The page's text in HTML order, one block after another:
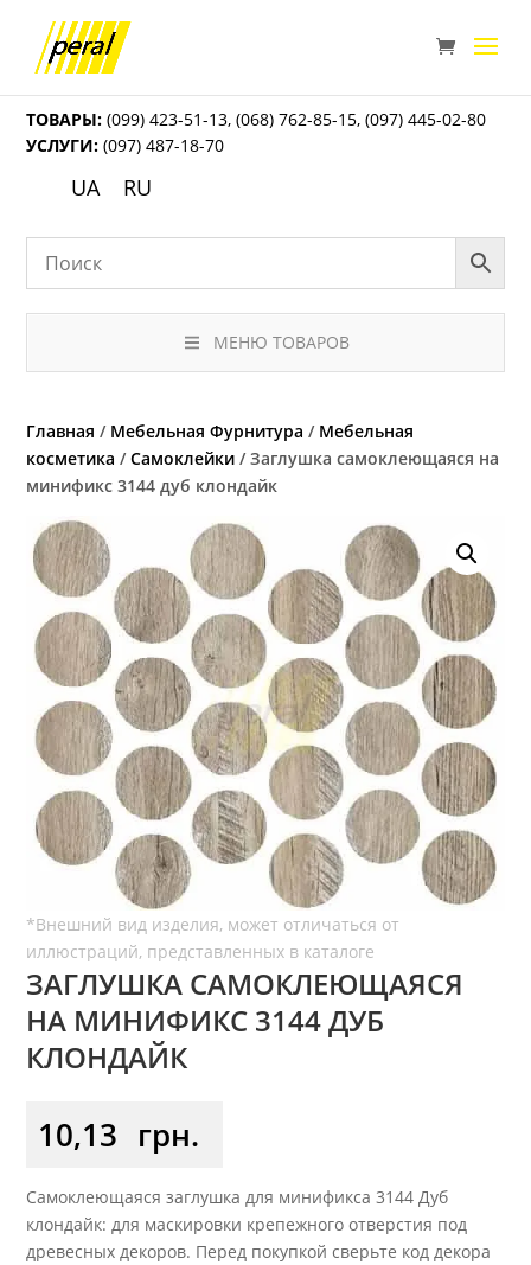
ТОВАРЫ: (099) 423-51-13,(068) 762-85-15,(097) 445-02-80
УСЛУГИ: (097) 487-18-70
UA RU
МЕНЮ ТОВАРОВ
Главная / Мебельная Фурнитура / Мебельная
косметика /Самоклейки / Заглушка самоклеющаяся на
минификс 3144 дуб клондайк
ЗАГЛУШКА САМОКЛЕЮЩАЯСЯ
НА МИНИФИКС 3144 ДУБ
КЛОНДАЙК
10,13 грн.
Самоклеющаяся заглушка для минификса 3144 Дуб
клондайк: для маскировки крепежного отверстия под
древесных декоров. Перед покупкой сверьте код декора